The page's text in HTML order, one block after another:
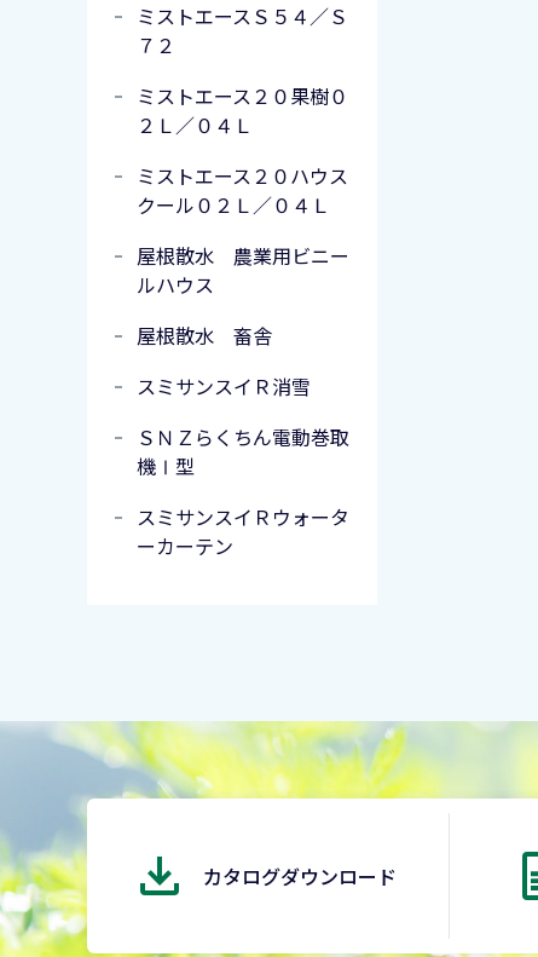
ミストエースＳ５４／Ｓ
７２
ミストエース２０果樹０
２Ｌ／０４Ｌ
ミストエース２０ハウス
クール０２Ｌ／０４Ｌ
屋根散水 農業用ビニー
ルハウス
屋根散水 畜舎
スミサンスイＲ消雪
ＳＮＺらくちん電動巻取
機Ⅰ型
スミサンスイＲウォータ
ーカーテン
カタログダウンロード